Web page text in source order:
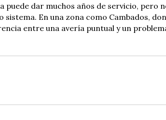
dar muchos años de servicio, pero
En una zona como Cambados,
entre una avería puntual y un